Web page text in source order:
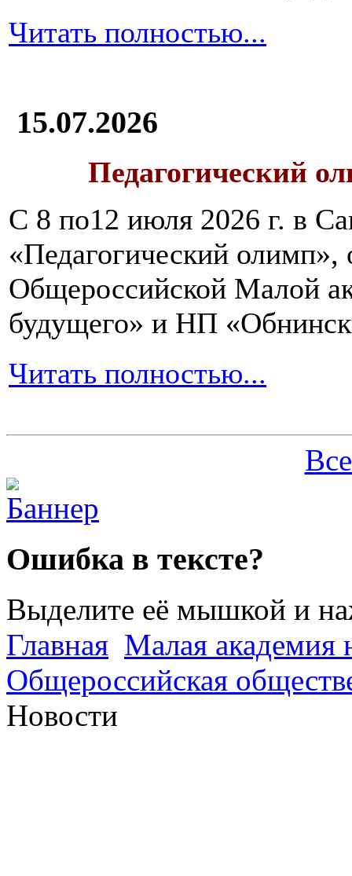
Читать полностью...
15.07.2026
Педагогический
С 8 по12 июля 2026 г. в
«Педагогический олимп»,
Общероссийской Малой
будущего» и НП
Читать полностью...
Ошибка в тексте?
Выделите её мышкой и
Главная Малая академия
Общероссийская
Новости